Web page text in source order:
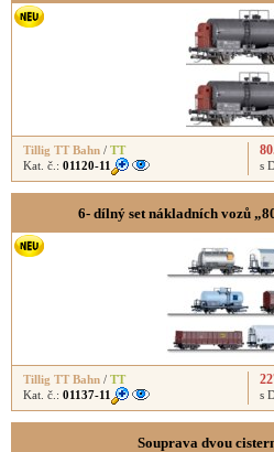
Tillig TT Bahn / TT
Kat. č.: 01120-11 s
6- dílný set nákladních vozů
Tillig TT Bahn / TT
Kat. č.: 01137-11 s
Souprava dvou